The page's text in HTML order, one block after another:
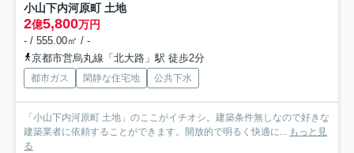
小山下内河原町 土地
2億5,800万円
- / 555.00㎡ / -
京都市営烏丸線「北大路」駅 徒歩2分
都市ガス 閑静な住宅地 公共下水
「小山下内河原町 土地」のここがイチオシ。建築条件無しなので好きな
建築業者に依頼することができます。開放的で明るく快適に...
もっと見
る